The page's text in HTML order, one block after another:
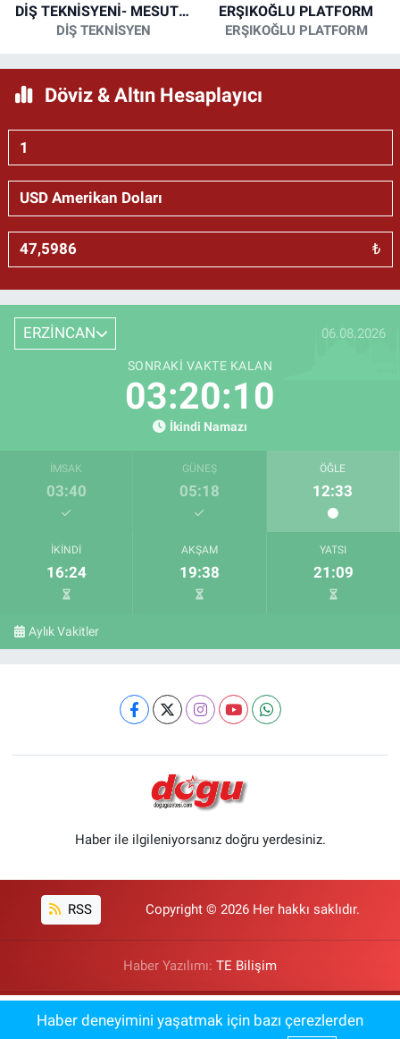
DİŞ TEKNİSYENİ- MESUT KORKMAZ
DİŞ TEKNİSYEN
ERŞIKOĞLU PLATFORM
ERŞIKOĞLU PLATFORM
Döviz & Altın Hesaplayıcı
₺
ERZİNCAN 06.08.2026
SONRAKI VAKTE KALAN
03:20:09
İkindi Namazı
İMSAK
03:40
GÜNEŞ
05:18
ÖĞLE
12:33
İKINDI
16:24
AKŞAM
19:38
YATSI
21:09
Aylık Vakitler
Haber ile ilgileniyorsanız doğru yerdesiniz.
RSS Copyright © 2026 Her hakkı saklıdır.
Haber Yazılımı: TE Bilişim
Haber deneyimini yaşatmak için bazı çerezlerden
15:56 Erzincan Vefaspor'dan Şok Karar: